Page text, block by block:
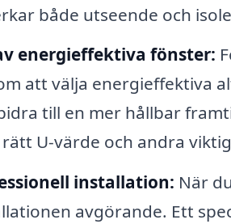
både utseende och
energieffektiva fönster:
att välja energieffektiva
till en mer hållbar
U-värde och andra
installation: När
avgörande. Ett